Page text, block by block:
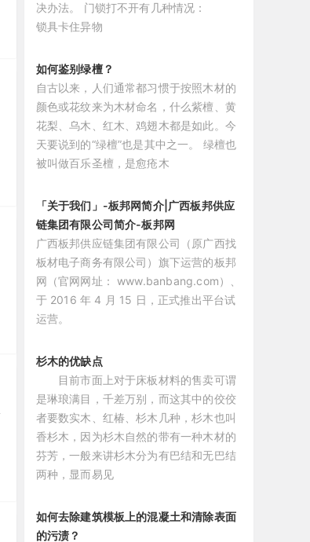
决办法。 门锁打不开有几种情况：
锁具卡住异物
如何鉴别绿檀？
自古以来，人们通常都习惯于按照木材的
颜色或花纹来为木材命名，什么紫檀、黄
花梨、乌木、红木、鸡翅木都是如此。今
天要说到的“绿檀”也是其中之一。 绿檀也
被叫做百乐圣檀，是愈疮木
「关于我们」-板邦网简介|广西板邦供应
链集团有限公司简介-板邦网
广西板邦供应链集团有限公司（原广西找
板材电子商务有限公司）旗下运营的板邦
网（官网网址： www.banbang.com）、
于 2016 年 4 月 15 日，正式推出平台试
运营。
杉木的优缺点
目前市面上对于床板材料的售卖可谓
是琳琅满目，千差万别，而这其中的佼佼
者要数实木、红椿、杉木几种，杉木也叫
香杉木，因为杉木自然的带有一种木材的
芬芳，一般来讲杉木分为有巴结和无巴结
两种，显而易见
如何去除建筑模板上的混凝土和清除表面
的污渍？